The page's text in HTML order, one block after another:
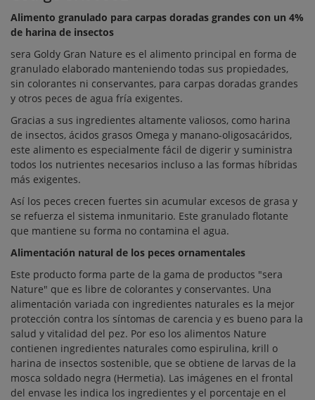
Alimento granulado para carpas doradas grandes con un 4%
de harina de insectos
sera Goldy Gran Nature es el alimento principal en forma de
granulado elaborado manteniendo todas sus propiedades,
sin colorantes ni conservantes, para carpas doradas grandes
y otros peces de agua fría exigentes.
Gracias a sus ingredientes altamente valiosos, como harina
de insectos, ácidos grasos Omega y manano-oligosacáridos,
este alimento es especialmente fácil de digerir y suministra
todos los nutrientes necesarios incluso a las formas híbridas
más exigentes.
Así los peces crecen fuertes sin acumular excesos de grasa y
se refuerza el sistema inmunitario. Este granulado flotante
que mantiene su forma no contamina el agua.
Alimentación natural de los peces ornamentales
Este producto forma parte de la gama de productos "sera
Nature" que es libre de colorantes y conservantes. Una
alimentación variada con ingredientes naturales es la mejor
protección contra los síntomas de carencia y es bueno para la
salud y vitalidad del pez. Por eso los alimentos Nature
contienen ingredientes naturales como espirulina, krill o
harina de insectos sostenible, que se obtiene de larvas de la
mosca soldado negra (Hermetia). Las imágenes en el frontal
del envase les indica los ingredientes y el porcentaje en el